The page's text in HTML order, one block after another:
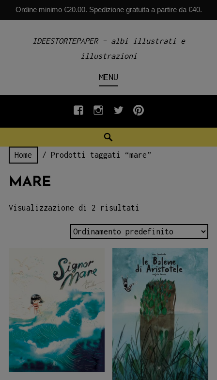
Ordine minimo €20.00. Spedizione gratuita a partire da €40.
IDEESTORTEPAPER – albi illustrati e
illustrazioni
MENU
fb INSTAGRAM
twiterpinterest
Home / Prodotti taggati “mare”
MARE
Visualizzazione di 2 risultati